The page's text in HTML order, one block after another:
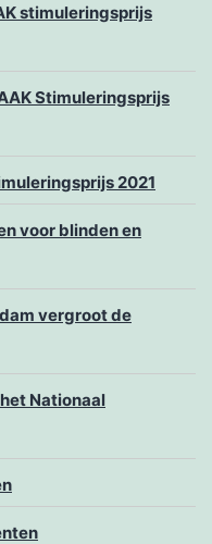
stimuleringsprijs
Stimuleringsprijs
2021
voor blinden en
vergroot de
Nationaal